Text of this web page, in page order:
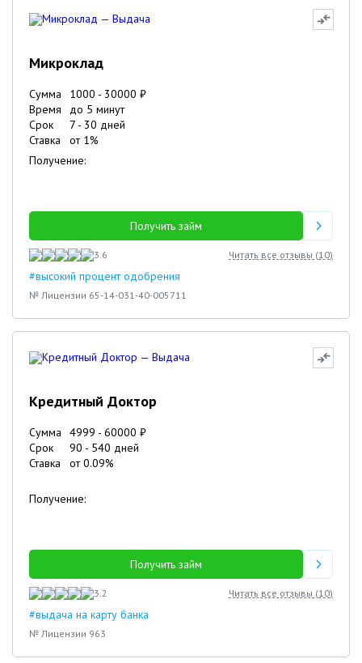
Микроклад
Сумма 1000 - 30000 ₽
Время
до 5 минут
Срок
7 - 30 дней
Ставка
от 1%
Получение:
Получить займ
3.6 Читать все отзывы (10)
#высокий процент одобрения
№ Лицензии 65-14-031-40-005711
Кредитный Доктор
Сумма 4999 - 60000 ₽
Срок
90 - 540 дней
Ставка
от0.09%
Получение:
Получить займ
3.2 Читать все отзывы (10)
#выдача на карту банка
№ Лицензии 963